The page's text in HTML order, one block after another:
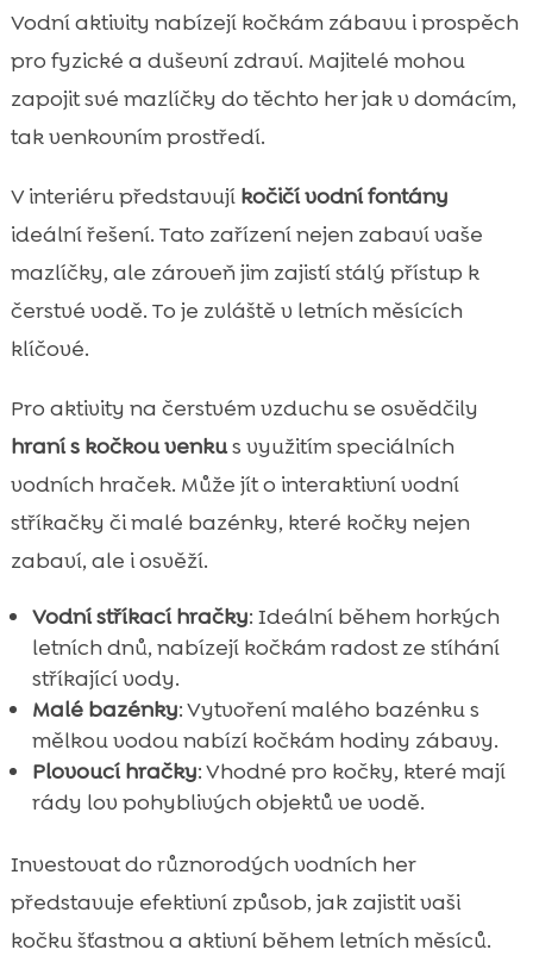
Vodní aktivity nabízejí kočkám zábavu i prospěch
pro fyzické a duševní zdraví. Majitelé mohou
zapojit své mazlíčky do těchto her jak v domácím,
tak venkovním prostředí.
V interiéru představují kočičí vodní fontány
ideální řešení. Tato zařízení nejen zabaví vaše
mazlíčky, ale zároveň jim zajistí stálý přístup k
čerstvé vodě. To je zvláště v letních měsících
klíčové.
Pro aktivity na čerstvém vzduchu se osvědčily
hraní s kočkou venkus využitím speciálních
vodních hraček. Může jít o interaktivní vodní
stříkačky či malé bazénky, které kočky nejen
zabaví, ale i osvěží.
Vodní stříkací hračky: Ideální během horkých
letních dnů, nabízejí kočkám radost ze stíhání
stříkající vody.
Malé bazénky: Vytvoření malého bazénku s
mělkou vodou nabízí kočkám hodiny zábavy.
Plovoucí hračky: Vhodné pro kočky, které mají
rády lov pohyblivých objektů ve vodě.
Investovat do různorodých vodních her
představuje efektivní způsob, jak zajistit vaši
kočku šťastnou a aktivní během letních měsíců.